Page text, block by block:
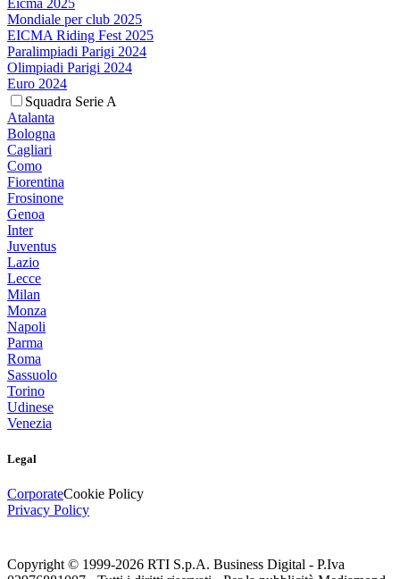
Eicma 2025
Mondiale per club 2025
EICMA Riding Fest 2025
Paralimpiadi Parigi 2024
Olimpiadi Parigi 2024
Euro 2024
Squadra Serie A
Atalanta
Bologna
Cagliari
Como
Fiorentina
Frosinone
Genoa
Inter
Juventus
Lazio
Lecce
Milan
Monza
Napoli
Parma
Roma
Sassuolo
Torino
Udinese
Venezia
Legal
CorporateCookie Policy
Privacy Policy
Copyright © 1999-2026 RTI S.p.A. Business Digital - P.Iva